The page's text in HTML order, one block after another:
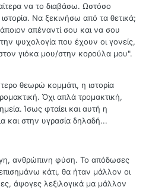
να το διαβάσω. Ωστόσο
ιστορία. Να ξεκινήσω από τα θετικά;
απέναντί σου και να σου
την ψυχολογία που έχουν οι γονείς,
στον γιόκα μου/στην κορούλα μου".
θεωρώ κομμάτι, η ιστορία
Όχι απλά τρομακτική,
Ίσως φταίει και αυτή η
και στην υγρασία δηλαδή...
ανθρώπινη φύση. Το απόδωσες
κάτι, θα ήταν μάλλον οι
άψογες λεξιλογικά μα μάλλον